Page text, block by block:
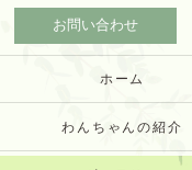
お問い合わせ
ホーム
わんちゃんの紹介